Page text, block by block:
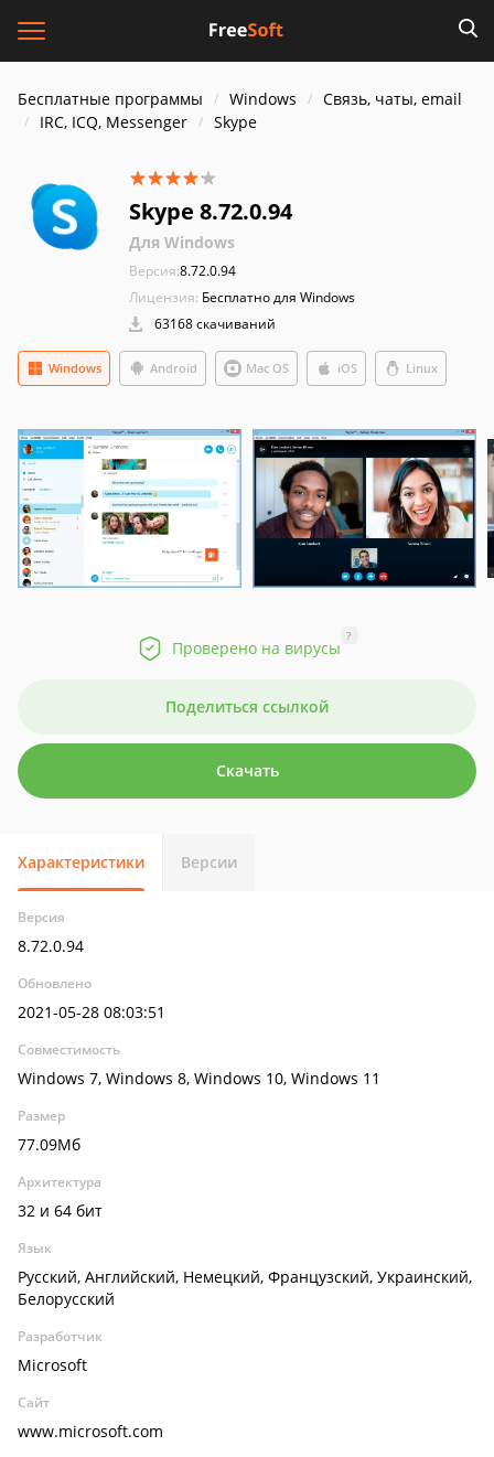
Бесплатные программы Windows
Связь, чаты, email
IRC, ICQ, Messenger
Skype
Skype 8.72.0.94
Для Windows
Версия:8.72.0.94
Лицензия: Бесплатно для Windows
63168 скачиваний
Windows Android Mac OS iOS Linux
Проверено на вирусы
?
Поделиться ссылкой
Скачать
Характеристики Версии
Версия
8.72.0.94
Обновлено
2021-05-28 08:03:51
Совместимость
Windows 7, Windows 8, Windows 10, Windows 11
Размер
77.09Мб
Архитектура
32 и 64 бит
Язык
Русский, Английский, Немецкий, Французский, Украинский,
Белорусский
Разработчик
Microsoft
Сайт
www.microsoft.com